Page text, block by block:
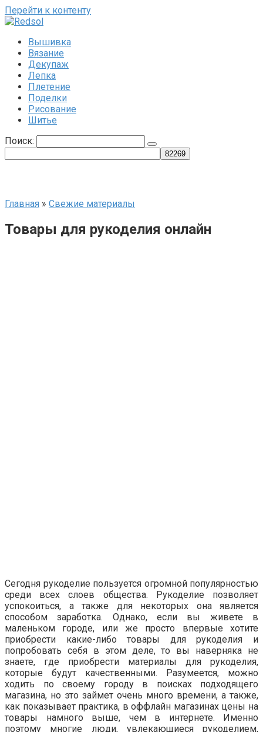
Перейти к контенту
Вышивка
Вязание
Декупаж
Лепка
Плетение
Поделки
Рисование
Шитье
Поиск:
Главная » Свежие материалы
Товары для рукоделия онлайн
Сегодня рукоделие пользуется огромной популярностью
среди всех слоев общества. Рукоделие позволяет
успокоиться, а также для некоторых она является
способом заработка. Однако, если вы живете в
маленьком городе, или же просто впервые хотите
приобрести какие-либо товары для рукоделия и
попробовать себя в этом деле, то вы наверняка не
знаете, где приобрести материалы для рукоделия,
которые будут качественными. Разумеется, можно
ходить по своему городу в поисках подходящего
магазина, но это займет очень много времени, а также,
как показывает практика, в оффлайн магазинах цены на
товары намного выше, чем в интернете. Именно
поэтому многие люди, увлекающиеся рукоделием,